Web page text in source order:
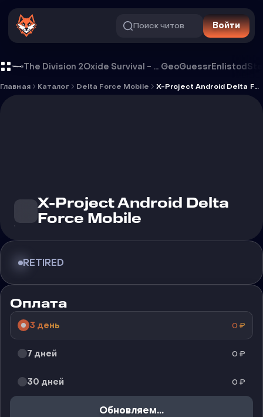
Поиск читов Войти
The Division 2 Oxide Survival - Rust Mobile GeoGuessrEnlistod
Главная Каталог Delta Force Mobile X-Project Android Delta Force Mobile
X-Project Android Delta
Force Mobile
RETIRED
Оплата
3 день 0 ₽
7 дней 0 ₽
30 дней 0 ₽
Обновляем...